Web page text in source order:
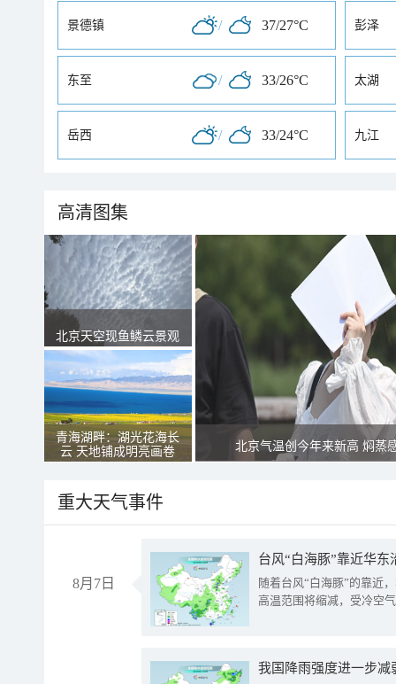
景德镇 / 37/27°C 彭泽
东至 / 33/26°C 太湖
岳西 / 33/24°C 九江
高清图集
北京天空现鱼鳞云景观
青海湖畔：湖光花海长
云 天地铺成明亮画卷
北京气温创今年来新高 焖蒸
重大天气事件
8月7日
台风“白海豚”靠近华
随着台风“白海豚”的靠近
高温范围将缩减，受冷空